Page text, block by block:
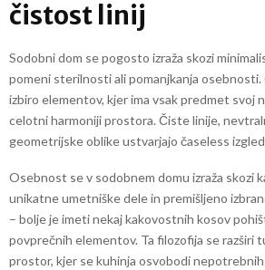
čistost linij
Sodobni dom se pogosto izraža skozi
pomeni sterilnosti ali pomanjkanja osebnosti.
izbiro elementov, kjer ima vsak predmet svoj
celotni harmoniji prostora. Čiste linije,
geometrijske oblike ustvarjajo časeless
Osebnost se v sodobnem domu izraža skozi
unikatne umetniške dele in premišljeno
– bolje je imeti nekaj kakovostnih kosov
povprečnih elementov. Ta filozofija se razširi
prostor, kjer se kuhinja osvobodi